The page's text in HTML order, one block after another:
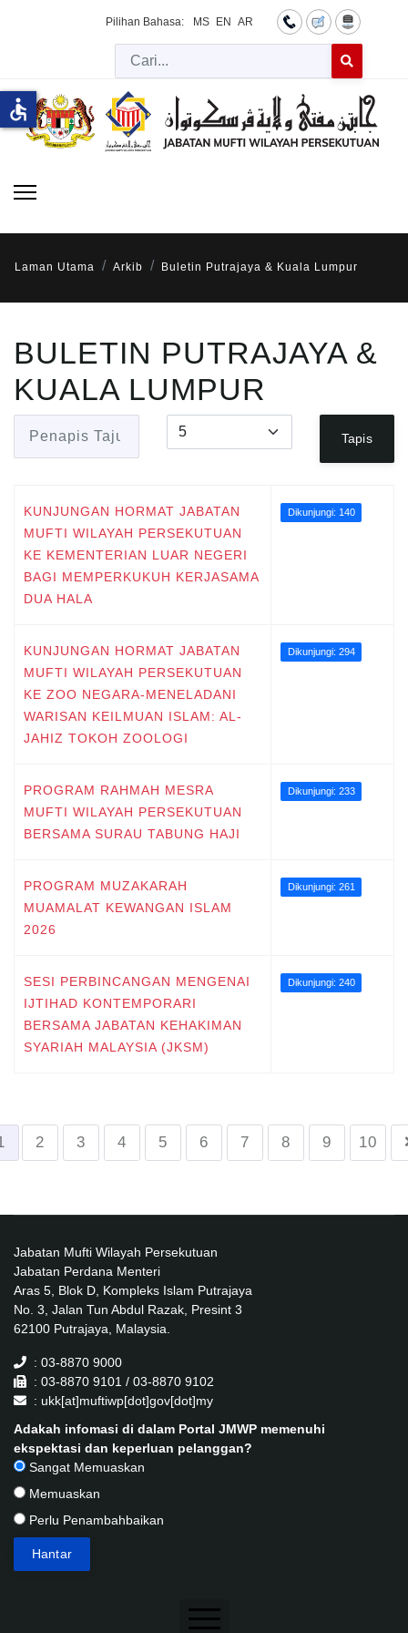
Pilihan Bahasa: MS EN AR
Cari
Laman Utama Arkib Buletin Putrajaya & Kuala Lumpur
BULETIN PUTRAJAYA &
KUALA LUMPUR
Papar #
Tapis
KUNJUNGAN HORMAT JABATAN
MUFTI WILAYAH PERSEKUTUAN
KE KEMENTERIAN LUAR NEGERI
BAGI MEMPERKUKUH KERJASAMA
DUA HALA
Dikunjungi: 140
KUNJUNGAN HORMAT JABATAN
MUFTI WILAYAH PERSEKUTUAN
KE ZOO NEGARA-MENELADANI
WARISAN KEILMUAN ISLAM: AL-
JAHIZ TOKOH ZOOLOGI
Dikunjungi: 294
PROGRAM RAHMAH MESRA
MUFTI WILAYAH PERSEKUTUAN
BERSAMA SURAU TABUNG HAJI
Dikunjungi: 233
PROGRAM MUZAKARAH
MUAMALAT KEWANGAN ISLAM
2026
Dikunjungi: 261
SESI PERBINCANGAN MENGENAI
IJTIHAD KONTEMPORARI
BERSAMA JABATAN KEHAKIMAN
SYARIAH MALAYSIA (JKSM)
Dikunjungi: 240
2 3 4 5 6 7 8 9 10
Jabatan Mufti Wilayah Persekutuan
Jabatan Perdana Menteri
Aras 5, Blok D, Kompleks Islam Putrajaya
No. 3, Jalan Tun Abdul Razak, Presint 3
62100 Putrajaya, Malaysia.
: 03-8870 9000
: 03-8870 9101 / 03-8870 9102
: ukk[at]muftiwp[dot]gov[dot]my
Adakah infomasi di dalam Portal JMWP memenuhi
ekspektasi dan keperluan pelanggan?
Sangat Memuaskan
Memuaskan
Perlu Penambahbaikan
accessible